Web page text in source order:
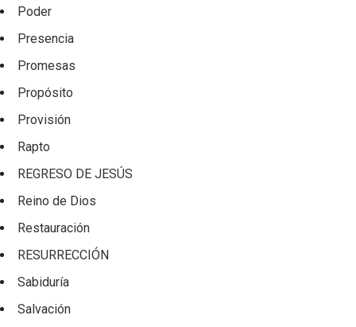
Poder
Presencia
Promesas
Propósito
Provisión
Rapto
REGRESO DE JESÚS
Reino de Dios
Restauración
RESURRECCIÓN
Sabiduría
Salvación